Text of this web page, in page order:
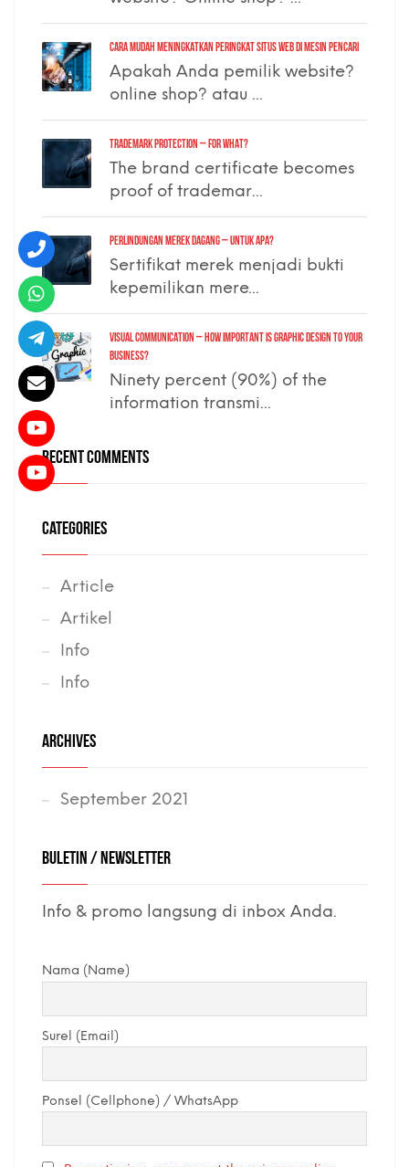
Cara Mudah Meningkatkan Peringkat Situs Web di Mesin Pencari
Apakah Anda pemilik website?
online shop? atau ...
TRADEMARK PROTECTION – for what?
The brand certificate becomes
proof of trademar...
PERLINDUNGAN MEREK DAGANG – untuk apa?
Sertifikat merek menjadi bukti
kepemilikan mere...
VISUAL COMMUNICATION – how important is graphic design to your
business?
Ninety percent (90%) of the
information transmi...
RECENT COMMENTS
CATEGORIES
Article
Artikel
Info
Info
ARCHIVES
September 2021
BULETIN / NEWSLETTER
Info & promo langsung di inbox Anda.
Nama (Name)
Surel (Email)
Ponsel (Cellphone) / WhatsApp